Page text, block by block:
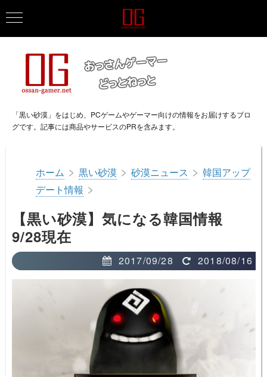
「黒い砂漠」をはじめ、PCゲームやゲーマー向けの情報をお届けするブロ
グです。記事には商品やサービスのPRを含みます。
ホーム > 黒い砂漠 > 砂漠ニュース > 韓国アップ
デート情報 >
【黒い砂漠】気になる韓国情報
9/28現在
2017/09/28 2018/08/16